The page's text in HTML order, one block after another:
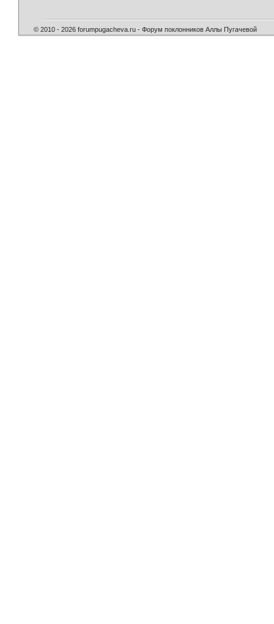
© 2010 - 2026 forumpugacheva.ru - Форум поклонников Аллы Пугачевой